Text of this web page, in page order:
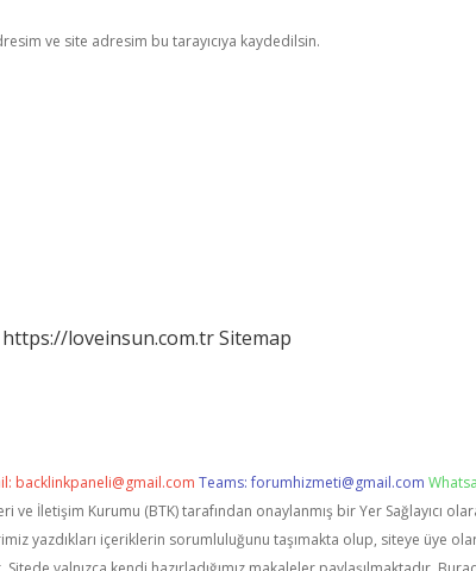
ve site adresim bu tarayıcıya kaydedilsin.
https://loveinsun.com.trSitemap
backlinkpaneli@gmail.com Teams:forumhizmeti@gmail.com
ve İletişim Kurumu (BTK) tarafından onaylanmış bir Yer
yazdıkları içeriklerin sorumluluğunu taşımakta olup, siteye üye